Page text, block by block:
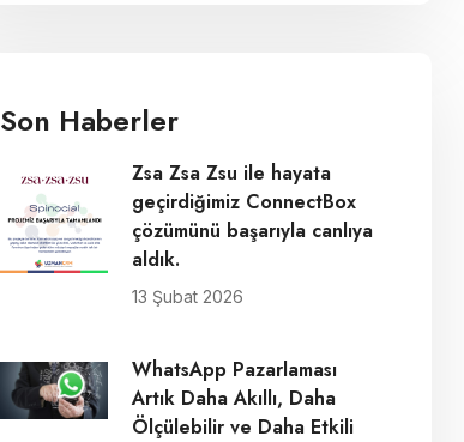
Son Haberler
Zsa Zsa Zsu ile hayata
geçirdiğimiz ConnectBox
çözümünü başarıyla canlıya
aldık.
13 Şubat 2026
WhatsApp Pazarlaması
Artık Daha Akıllı, Daha
Ölçülebilir ve Daha Etkili